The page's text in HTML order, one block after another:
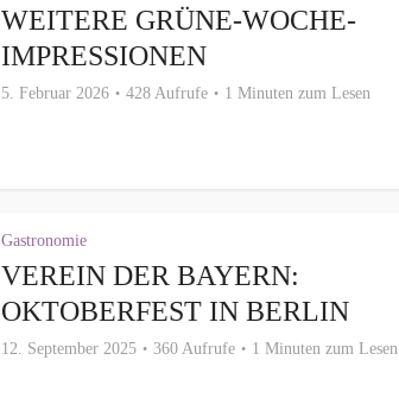
WEITERE GRÜNE-WOCHE-
IMPRESSIONEN
5. Februar 2026 428 Aufrufe 1 Minuten zum Lesen
Gastronomie
VEREIN DER BAYERN:
OKTOBERFEST IN BERLIN
12. September 2025 360 Aufrufe 1 Minuten zum Lesen